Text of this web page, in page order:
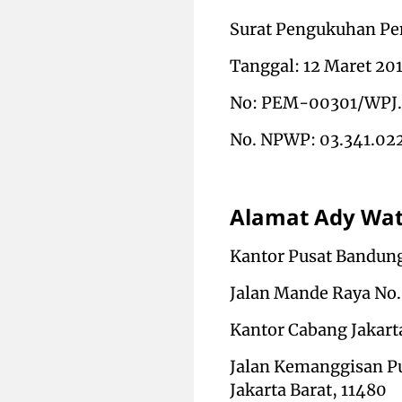
Surat Pengukuhan
Tanggal: 12 Maret
No: PEM-00301/
No. NPWP:
Alamat Ady
Kantor Pusat
Jalan Mande Raya
Kantor Cabang
Jalan Kemanggisan
Jakarta Barat, 11480